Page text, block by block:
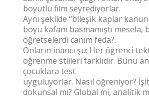
boyutlu film seyrediyorlar.
Aynı şekilde “bileşik kaplar
boyu kafam basmamıştı mesela,
öğretselerdi canım feda?.
Onların inancı şu: Her öğrenci
öğrenme stilleri farklıdır. Bunu
çocuklara test
uyguluyorlar. Nasıl öğreniyor?
dokunsal mı? Global mi, analitik